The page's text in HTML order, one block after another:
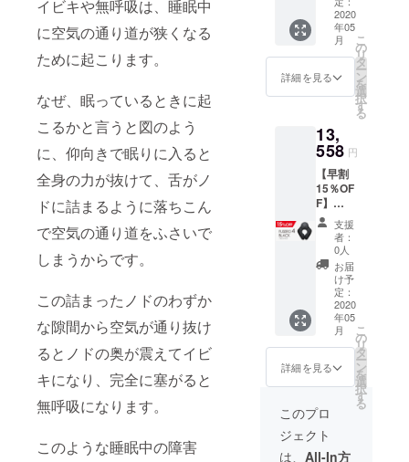
イビキや無呼吸は、睡眠中
に空気の通り道が狭くなる
ために起こります。
なぜ、眠っているときに起
こるかと言うと図のよう
に、仰向きで眠りに入ると
全身の力が抜けて、舌がノ
ドに詰まるように落ちこん
で空気の通り道をふさいで
しまうからです。
この詰まったノドのわずか
な隙間から空気が通り抜け
るとノドの奥が震えてイビ
キになり、完全に塞がると
無呼吸になります。
このような睡眠中の障害
了承く
ださ
い。
月末ま
用カ
バーが
必要な
場合は
い。 ※
一般販
売予定
商品と
製品規
格に違
いがあ
る場合
がござ
いま
す。本
記載の
製品の
性能お
よび付
変更は
ござい
のでご
安心く
ださ
い。 ※
ケージ
内容 ・
枕本体
× 1個 ・
パイプ
× 1枚 ・
取扱説
明書 × 1
枚 ・保
証書 × 1
枚 ・お
届け予
定：
2020/5
月末ま
用カ
バーが
必要な
場合は
別途ご
購入く
一般販
商品と
製品規
一般販
売予定
価格
￥15,95
0（税
込・送
料込）
者様限
定
20%off
の
￥12,76
0（税
込・送
料込）
にて承
りま
す。
■FUSE
RO4の
パッ
ケージ
内容 ・
枕本体
× 1個 ・
保存用
メッ
シュ袋
× 1枚 ・
2020
年05
月
詳細を見る
こ
の
リ
タ
ー
ン
を
選
択
す
る
13,
558 円
【早割
15％OF
F】
（FUSE
RO4ブ
ラック
×1個）
一般販
売予定
価格
￥15,95
0（税
込・送
料込）
→支援
者様限
定
15%off
の
￥13,55
支援
者：
0人
お届
け予
定：
2020
年05
月
詳細を見る
こ
の
リ
タ
ー
ン
を
選
択
す
る
このプロ
ジェクト
は、 All-In方